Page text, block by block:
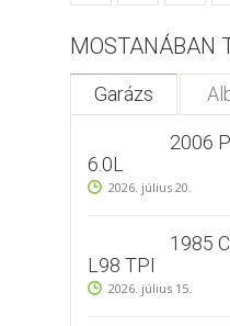
MOSTANÁBAN
Garázs
2006
6.0L
2026. július 20.
1985
L98 TPI
2026. július 15.